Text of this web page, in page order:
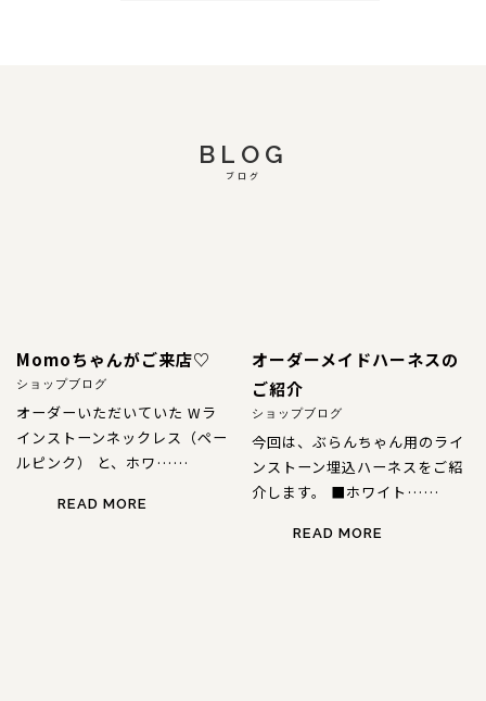
BLOG
ブログ
Momoちゃんがご来店♡
ショップブログ
オーダーいただいていた Wラ
インストーンネックレス（ペー
ルピンク） と、ホワ……
READ MORE
オーダーメイドハーネスの
ご紹介
ショップブログ
今回は、ぶらんちゃん用のライ
ンストーン埋込ハーネスをご紹
介します。 ■ホワイト……
READ MORE